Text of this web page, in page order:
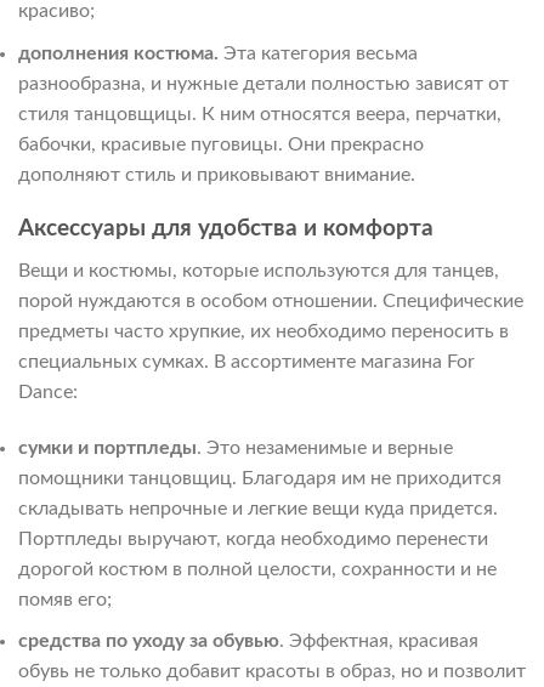
красиво;
дополнения костюма. Эта категория весьма
разнообразна, и нужные детали полностью зависят от
стиля танцовщицы. К ним относятся веера, перчатки,
бабочки, красивые пуговицы. Они прекрасно
дополняют стиль и приковывают внимание.
Аксессуары для удобства и комфорта
Вещи и костюмы, которые используются для танцев,
порой нуждаются в особом отношении. Специфические
предметы часто хрупкие, их необходимо переносить в
специальных сумках. В ассортименте магазина For
Dance:
сумки и портпледы. Это незаменимые и верные
помощники танцовщиц. Благодаря им не приходится
складывать непрочные и легкие вещи куда придется.
Портпледы выручают, когда необходимо перенести
дорогой костюм в полной целости, сохранности и не
помяв его;
средства по уходу за обувью. Эффектная, красивая
обувь не только добавит красоты в образ, но и позволит